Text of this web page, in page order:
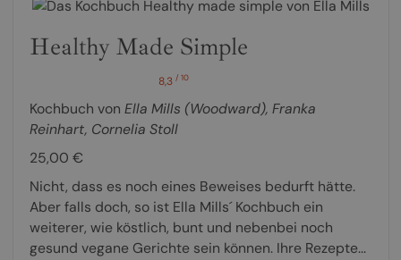
Healthy Made Simple
8,3/ 10
Kochbuch von Ella Mills (Woodward), Franka
Reinhart, Cornelia Stoll
25,00 €
Nicht, dass es noch eines Beweises bedurft hätte.
Aber falls doch, so ist Ella Mills´ Kochbuch ein
weiterer, wie köstlich, bunt und nebenbei noch
gesund vegane Gerichte sein können. Ihre Rezepte...